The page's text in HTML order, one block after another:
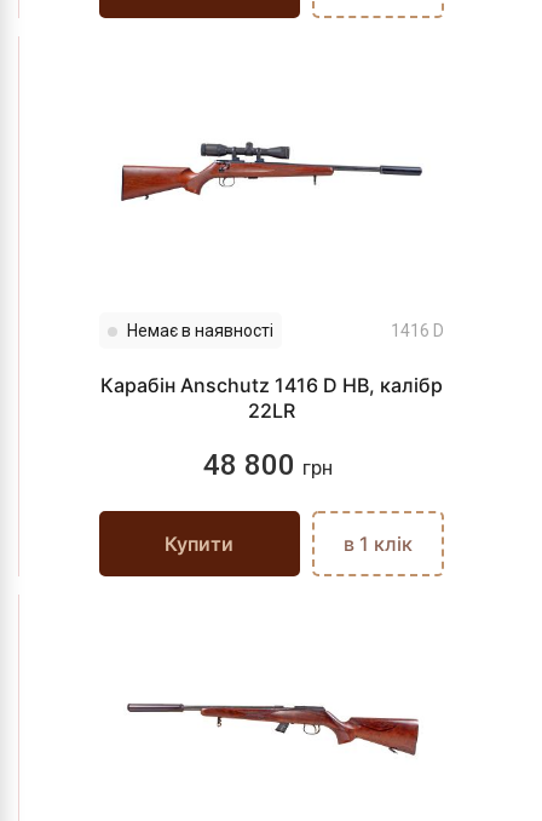
Немає в наявності 1416 D
Карабін Anschutz 1416 D HB, калібр
22LR
48 800 грн
Купити в 1 клік